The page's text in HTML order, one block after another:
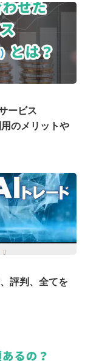
ービス
のメリットや
評判、全てを